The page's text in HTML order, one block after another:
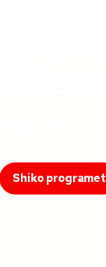
Shiko programet